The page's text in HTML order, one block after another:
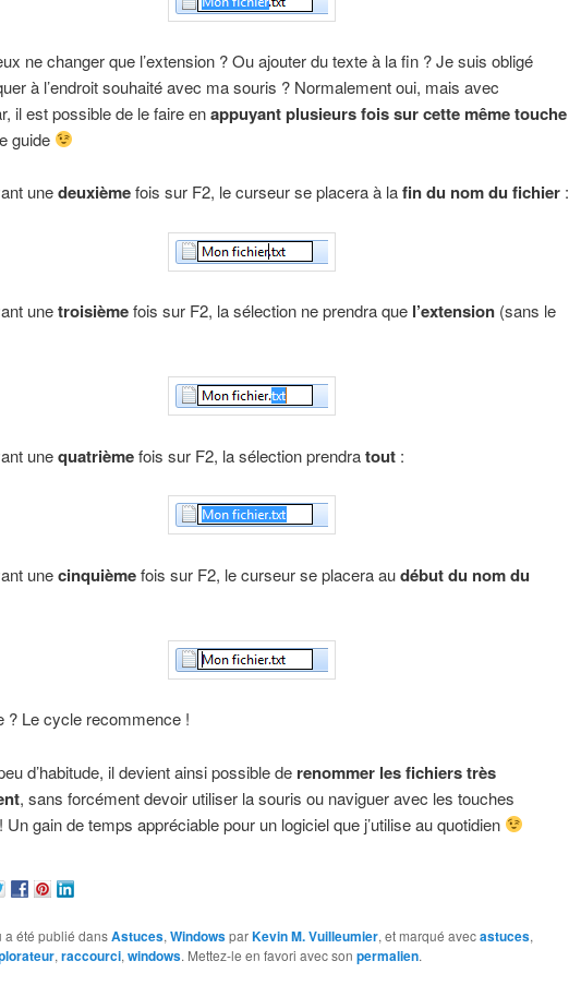
ne changer que l’extension ? Ou ajouter du texte à la fin ? Je suis obligé
à l’endroit souhaité avec ma souris ? Normalement oui, mais avec
il est possible de le faire enappuyant plusieurs fois sur cette même touche
guide
unedeuxièmefois sur F2, le curseur se placera à lafin du nom du fichier:
unetroisièmefois sur F2, la sélection ne prendra que l’extension(sans le
unequatrièmefois sur F2, la sélection prendratout:
unecinquièmefois sur F2, le curseur se placera audébut du nom du
? Le cycle recommence !
d’habitude, il devient ainsi possible derenommer les fichiers très
, sans forcément devoir utiliser la souris ou naviguer avec les touches
gain de temps appréciable pour un logiciel que j’utilise au quotidien
a été publié dansAstuces, WindowsparKevin M. Vuilleumier, et marqué avecastuces,
, raccourci, windows. Mettez-le en favori avec son permalien.